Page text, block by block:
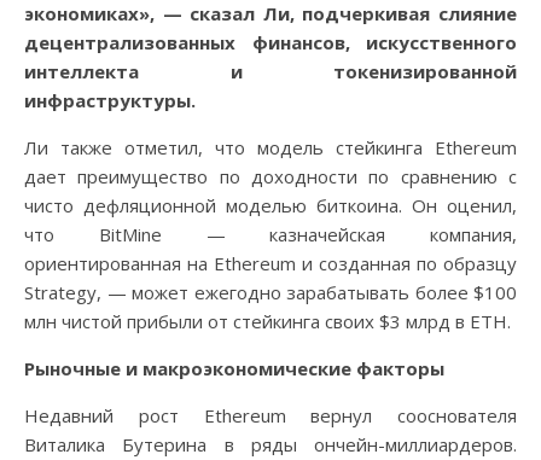
экономиках», — сказал Ли, подчеркивая слияние
децентрализованных финансов, искусственного
интеллекта и токенизированной
инфраструктуры.
Ли также отметил, что модель стейкинга Ethereum
дает преимущество по доходности по сравнению с
чисто дефляционной моделью биткоина. Он оценил,
что BitMine — казначейская компания,
ориентированная на Ethereum и созданная по образцу
Strategy, — может ежегодно зарабатывать более $100
млн чистой прибыли от стейкинга своих $3 млрд в ETH.
Рыночные и макроэкономические факторы
Недавний рост Ethereum вернул сооснователя
Виталика Бутерина в ряды ончейн-миллиардеров.